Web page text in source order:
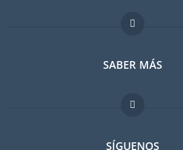
Foro para expatriados
Guia para expatriados
Trabajos en el extranjero
SABER MÁS
FAQ
SÍGUENOS